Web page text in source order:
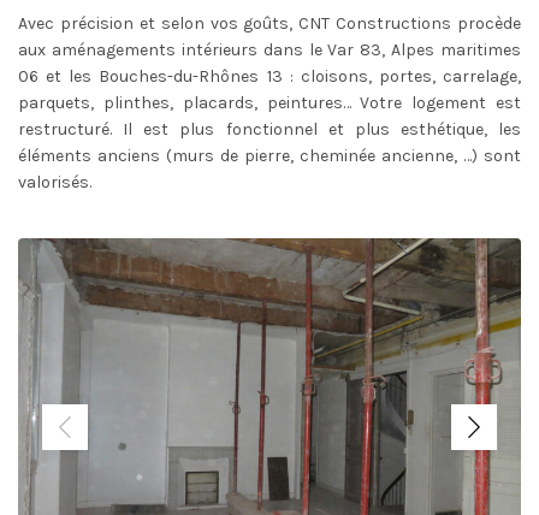
Avec précision et selon vos goûts, CNT Constructions procède
aux aménagements intérieurs dans le Var 83, Alpes maritimes
06 et les Bouches-du-Rhônes 13 : cloisons, portes, carrelage,
parquets, plinthes, placards, peintures… Votre logement est
restructuré. Il est plus fonctionnel et plus esthétique, les
éléments anciens (murs de pierre, cheminée ancienne, …) sont
valorisés.